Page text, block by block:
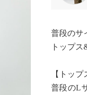
普段のサ
トップ
【トップ
普段のL